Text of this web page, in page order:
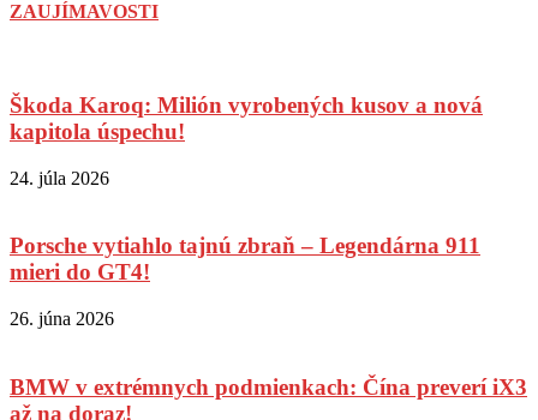
ZAUJÍMAVOSTI
Škoda Karoq: Milión vyrobených kusov a nová
kapitola úspechu!
24. júla 2026
Porsche vytiahlo tajnú zbraň – Legendárna 911
mieri do GT4!
26. júna 2026
BMW v extrémnych podmienkach: Čína preverí iX3
až na doraz!